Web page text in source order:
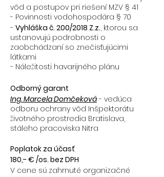
vôd a postupov pri riešení MZV § 41
- Povinnosti vodohospodára § 70
- Vyhláška č. 200/2018 Z.z., ktorou sa
ustanovujú podrobnosti o
zaobchádzaní so znečisťujúcimi
látkami
- Náležitosti havarijného plánu
Odborný garant
Ing. Marcela Domčeková- vedúca
odboru ochrany vôd Inšpektorátu
životného prostredia Bratislava,
stáleho pracoviska Nitra
Poplatok za účasť
180,- € /os. bez DPH
V cene sú zahrnuté organizačné